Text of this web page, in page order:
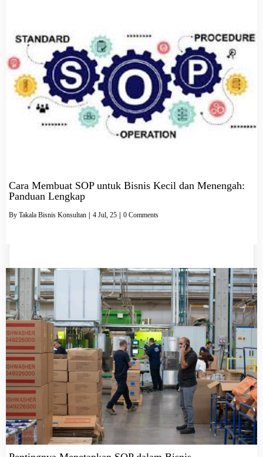
Cara Membuat SOP untuk Bisnis Kecil dan Menengah:
Panduan Lengkap
By Takala Bisnis Konsultan 4 Jul, 25 0 Comments